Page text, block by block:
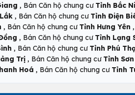
, Bán Căn hộ chung cư Tỉnh Bắc
, Bán Căn hộ chung cư Tỉnh Điện
, Bán Căn hộ chung cư Tỉnh Hưng Yên ,
, Bán Căn hộ chung cư Tỉnh Lạng
, Bán Căn hộ chung cư Tỉnh Phú
Trị , Bán Căn hộ chung cư Tỉnh
Hoá , Bán Căn hộ chung cư Tỉnh